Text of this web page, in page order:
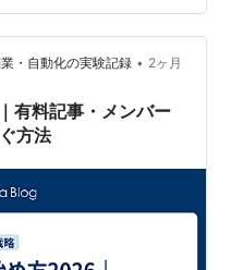
かない。 で、実際に作っ
いやー、感動した。 だ
、イラストもAIが描い
・自動化の実験記録 • 2ヶ月
有料記事・メンバー
方法